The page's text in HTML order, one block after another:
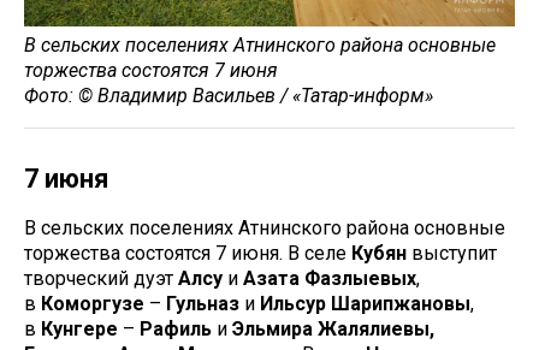
В сельских поселениях Атнинского района основные
торжества состоятся 7 июня
Фото: © Владимир Васильев / «Татар-информ»
7 июня
В сельских поселениях Атнинского района основные
торжества состоятся 7 июня. В селе Кубян выступит
творческий дуэт Алсу и Азата Фазлыевых,
в Коморгузе – Гульназ и Ильсур Шарипжановы,
в Кунгере – Рафиль и Эльмира Жалялиевы,